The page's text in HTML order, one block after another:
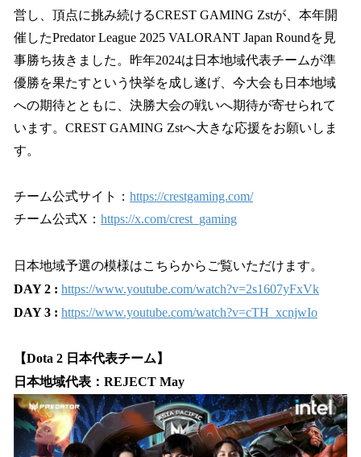
営し、頂点に挑み続けるCREST GAMING Zstが、本年開
催したPredator League 2025 VALORANT Japan Roundを見
事勝ち抜きました。昨年2024は日本地域代表チームが準
優勝を果たすという快挙を成し遂げ、今大会も日本地域
への期待とともに、決勝大会の戦いへ期待が寄せられて
います。CREST GAMING Zstへ大きな応援をお願いしま
す。
チーム公式サイト： https://crestgaming.com/
チーム公式X： https://x.com/crest_gaming
日本地域予選の模様はこちらからご覧いただけます。
DAY 2 : https://www.youtube.com/watch?v=2s1607yFxVk
DAY 3 : https://www.youtube.com/watch?v=cTH_xcnjwIo
【Dota 2 日本代表チーム】
日本地域代表：REJECT May